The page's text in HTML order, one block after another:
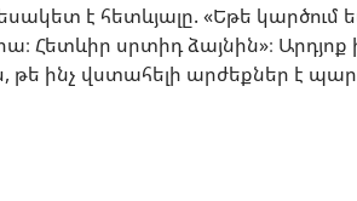
է հետևյալը. «Եթե կարծում
Հետևիր սրտիդ ձայնին»։ Արդյոք
թե ինչ վստահելի արժեքներ է